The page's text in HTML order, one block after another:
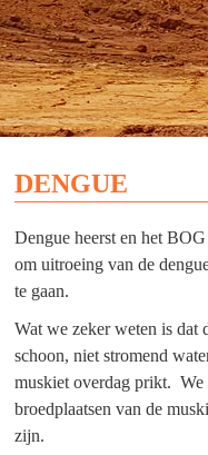
DENGUE
Dengue heerst en het
om uitroeing van de
te gaan.
Wat we zeker weten is dat
schoon, niet stromend
muskiet overdag prikt. We
broedplaatsen van de
zijn.